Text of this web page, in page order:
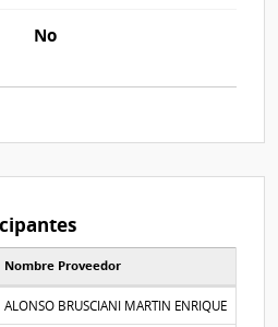
No
Nombre Proveedor
ALONSO BRUSCIANI MARTIN ENRIQUE